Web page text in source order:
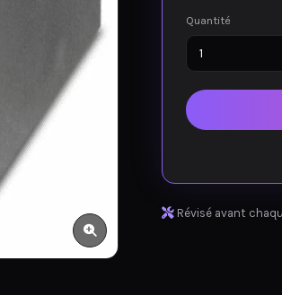
Quantité
Révisé avant